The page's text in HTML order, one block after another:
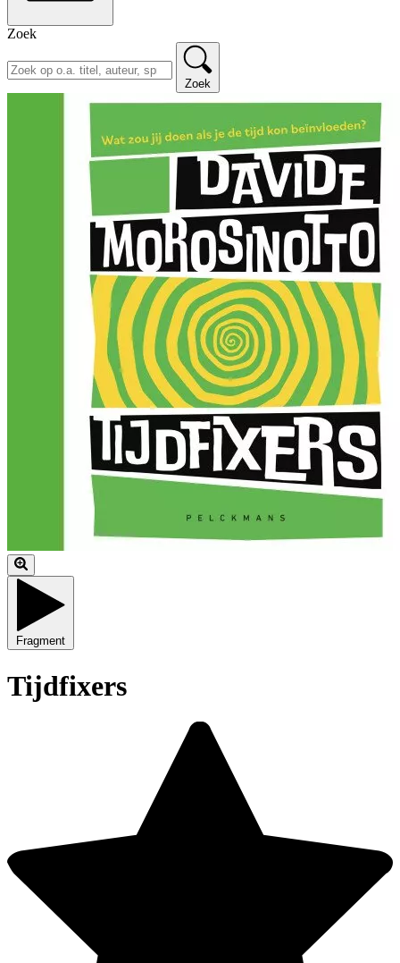
Zoek
Zoek
Fragment
Tijdfixers